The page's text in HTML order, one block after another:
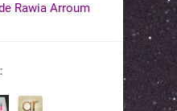
Rawia Arroum